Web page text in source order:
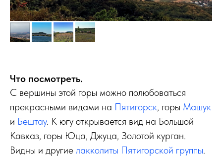
Что посмотреть.
С вершины этой горы можно полюбоваться
прекрасными видами на Пятигорск, горы Машук
и Бештау. К югу открывается вид на Большой
Кавказ, горы Юца, Джуца, Золотой курган.
Видны и другие лакколиты Пятигорской группы.